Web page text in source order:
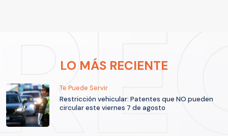
LO MÁS RECIENTE
Te Puede Servir
Restricción vehicular: Patentes que NO pueden
circular este viernes 7 de agosto